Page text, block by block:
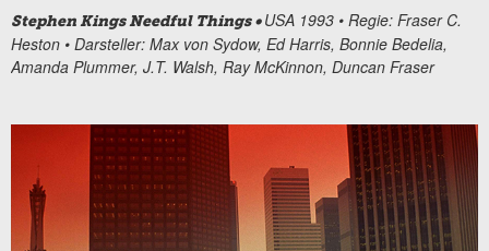
Stephen Kings Needful Things •USA 1993 • Regie: Fraser C.
Heston • Darsteller: Max von Sydow, Ed Harris, Bonnie Bedelia,
Amanda Plummer, J.T. Walsh, Ray McKinnon, Duncan Fraser